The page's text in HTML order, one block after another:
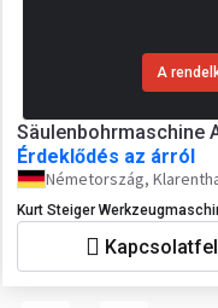
A
Säulenbohrmaschine
Érdeklődés az árról
Németország,
Kurt Steiger